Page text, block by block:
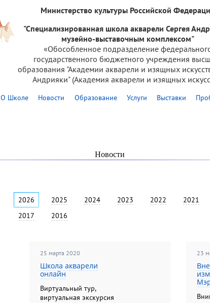
Министерство культуры Российской
"Специализированная школа акварели Сергея
музейно-выставочным комплексом"
«Обособленное подразделение
государственного бюджетного учреждения
образования "Академии акварели и изящных
Андрияки" (Академия акварели и изящных
О Школе Новости Образование Услуги Выставки
Новости
2026 2025 2024 2023 2022 2021
2017
2016
25 марта 2020
Школа акварели
онлайн
Виртуальный тур,
виртуальная экскурсия
23